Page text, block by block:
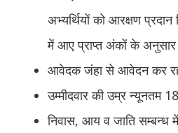
अभ्यर्थियों को आरक्षण
में आए प्राप्त अंकों के अनुसार
आवेदक जंहा से आवेदन कर रहा
उम्मीदवार की उम्र न्यूनतम
निवास, आय व जाति सम्बन्ध